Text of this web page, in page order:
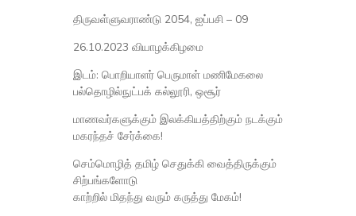
திருவள்ளுவராண்டு 2054, ஐப்பசி – 09
26.10.2023 வியாழக்கிழமை
இடம்: பொறியாளர் பெருமாள் மணிமேகலை
பல்தொழில்நுட்பக் கல்லூரி, ஒசூர்
மாணவர்களுக்கும் இலக்கியத்திற்கும் நடக்கும்
மகரந்தச் சேர்க்கை!
செம்மொழித் தமிழ் செதுக்கி வைத்திருக்கும்
சிற்பங்களோடு
காற்றில் மிதந்து வரும் கருத்து மேகம்!